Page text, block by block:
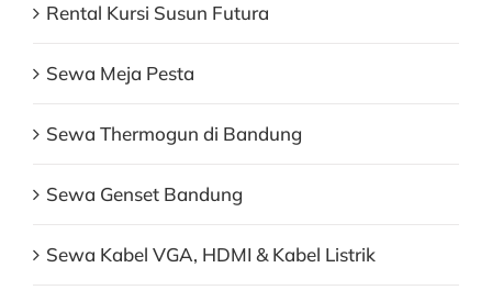
Rental Kursi Susun Futura
Sewa Meja Pesta
Sewa Thermogun di Bandung
Sewa Genset Bandung
Sewa Kabel VGA, HDMI & Kabel Listrik